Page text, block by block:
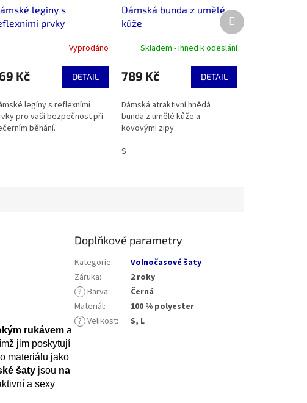
legíny s
prvky
Vyprodáno
Kč DETAIL
legíny s reflexními
pro vaši bezpečnost při
běhání.
Dámská bunda z umělé
kůže
Skladem - ihned k odeslání
789 Kč DETAIL
Dámská atraktivní hnědá
bunda z umělé kůže a
kovovými zipy.
S
Další
produkt
rukávem a
jim poskytují
materiálu jako
šaty jsou na
a sexy
Doplňkové parametry
Kategorie:
Volnočasové šaty
Záruka:
2 roky
? Barva:
Černá
Materiál:
100 % polyester
? Velikost: S, L